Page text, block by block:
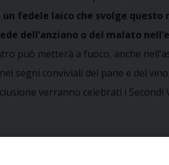
un fedele laico che svolge
dell’anziano o del malato
può metterà a fuoco, anche
segni conviviali del pane e del
verranno celebrati i Secondi